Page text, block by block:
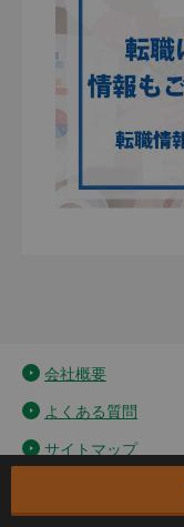
会社概要
よくある質問
サイトマップ